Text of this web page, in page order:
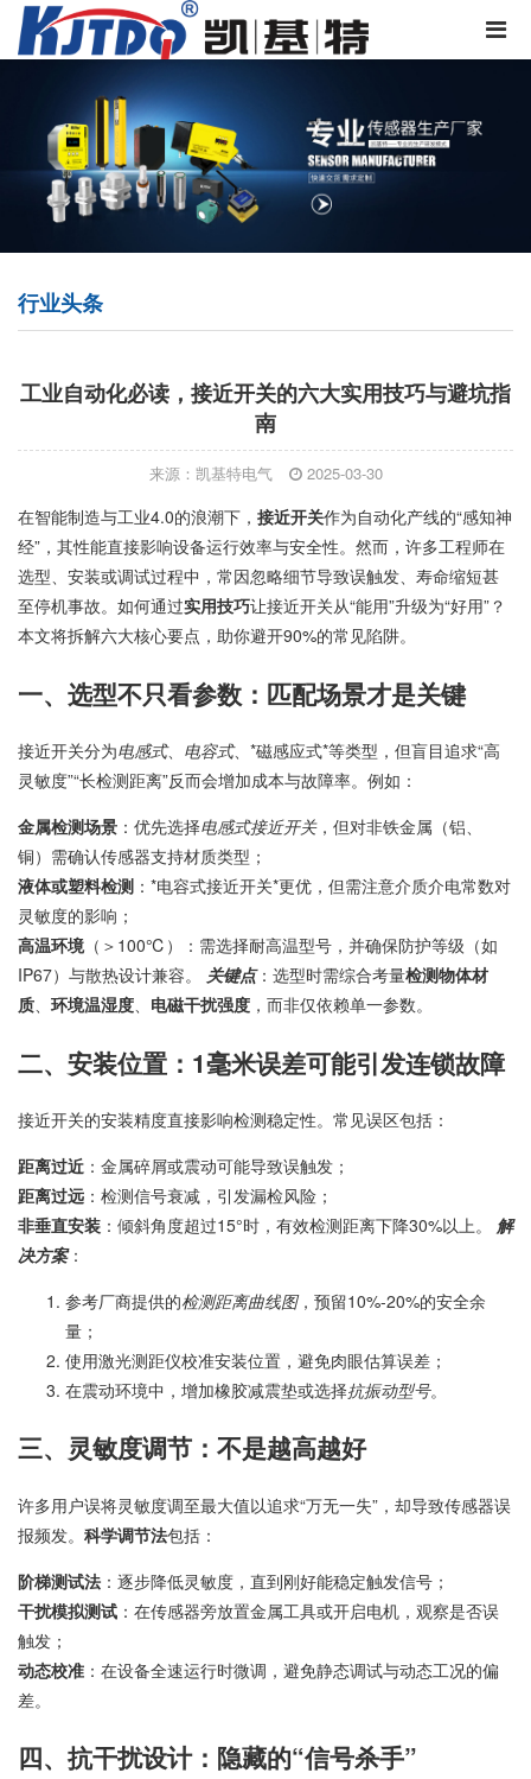
行业头条
工业自动化必读，接近开关的六大实用技巧与避坑指
南
来源：凯基特电气 2025-03-30
在智能制造与工业4.0的浪潮下， 接近开关作为自动化产线的“感知神
经”，其性能直接影响设备运行效率与安全性。然而，许多工程师在
选型、安装或调试过程中，常因忽略细节导致误触发、寿命缩短甚
至停机事故。如何通过实用技巧让接近开关从“能用”升级为“好用”？
本文将拆解六大核心要点，助你避开90%的常见陷阱。
一、选型不只看参数：匹配场景才是关键
接近开关分为电感式、 电容式、*磁感应式*等类型，但盲目追求“高
灵敏度”“长检测距离”反而会增加成本与故障率。例如：
金属检测场景 ：优先选择电感式接近开关，但对非铁金属（铝、
铜）需确认传感器支持材质类型；
液体或塑料检测 ：*电容式接近开关*更优，但需注意介质介电常数对
灵敏度的影响；
高温环境 （＞100℃）：需选择耐高温型号，并确保防护等级（如
IP67）与散热设计兼容。 关键点：选型时需综合考量检测物体材
质、 环境温湿度、 电磁干扰强度 ，而非仅依赖单一参数。
二、安装位置：1毫米误差可能引发连锁故障
接近开关的安装精度直接影响检测稳定性。常见误区包括：
距离过近 ：金属碎屑或震动可能导致误触发；
距离过远 ：检测信号衰减，引发漏检风险；
非垂直安装 ：倾斜角度超过15°时，有效检测距离下降30%以上。 解
决方案：
参考厂商提供的检测距离曲线图，预留10%-20%的安全余
量；
使用激光测距仪校准安装位置，避免肉眼估算误差；
在震动环境中，增加橡胶减震垫或选择抗振动型号。
三、灵敏度调节：不是越高越好
许多用户误将灵敏度调至最大值以追求“万无一失”，却导致传感器误
报频发。 科学调节法包括：
阶梯测试法 ：逐步降低灵敏度，直到刚好能稳定触发信号；
干扰模拟测试 ：在传感器旁放置金属工具或开启电机，观察是否误
触发；
动态校准 ：在设备全速运行时微调，避免静态调试与动态工况的偏
差。
四、抗干扰设计：隐藏的“信号杀手”